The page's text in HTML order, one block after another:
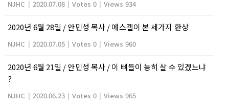
NJHC | 2020.07.08 | Votes 0 | Views 934
2020년 6월 28일 / 안민성 목사 / 에스겔이 본 세가지 환상
NJHC | 2020.07.05 | Votes 0 | Views 960
2020년 6월 21일 / 안민성 목사 / 이 뼈들이 능히 살 수 있겠느냐
?
NJHC | 2020.06.23 | Votes 0 | Views 965